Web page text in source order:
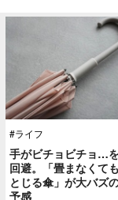
#ライフ
手がビチョビチョ…
回避。「畳まなくても
とじる傘」が大バズ
予感